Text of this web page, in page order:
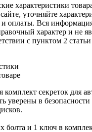
характеристики
уточняйте
оплаты. Вся
характер и не
с пунктом 2
комплект секреток для
уверены в безопасности
болта и 1 ключ в